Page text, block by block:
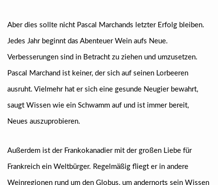
Aber dies sollte nicht Pascal Marchands letzter Erfolg bleiben.
Jedes Jahr beginnt das Abenteuer Wein aufs Neue.
Verbesserungen sind in Betracht zu ziehen und umzusetzen.
Pascal Marchand ist keiner, der sich auf seinen Lorbeeren
ausruht. Vielmehr hat er sich eine gesunde Neugier bewahrt,
saugt Wissen wie ein Schwamm auf und ist immer bereit,
Neues auszuprobieren.
Außerdem ist der Frankokanadier mit der großen Liebe für
Frankreich ein Weltbürger. Regelmäßig fliegt er in andere
Weinregionen rund um den Globus, um andernorts sein Wissen